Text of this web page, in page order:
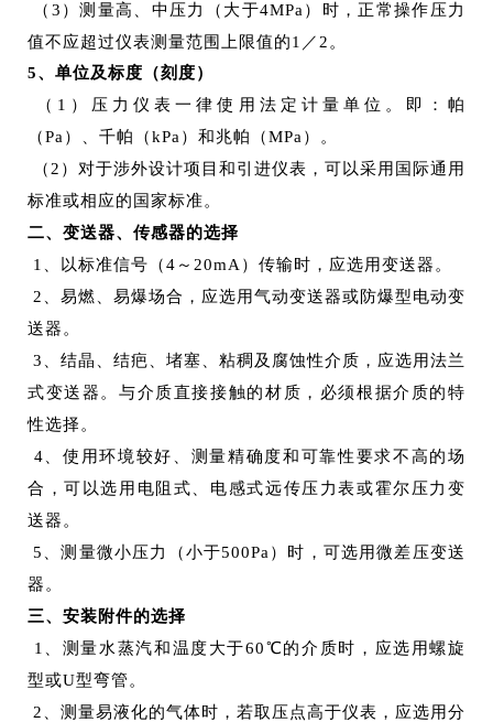
（3）测量高、中压力（大于4MPa）时，正常操作压力
值不应超过仪表测量范围上限值的1／2。
5、 单位及标度（刻度）
（1）压力仪表一律使用法定计量单位。即：帕
（Pa）、千帕（kPa）和兆帕（MPa）。
（2）对于涉外设计项目和引进仪表，可以采用国际通用
标准或相应的国家标准。
二、变送器、传感器的选择
1、以标准信号（4～20mA）传输时，应选用变送器。
2、易燃、易爆场合，应选用气动变送器或防爆型电动变
送器。
3、结晶、结疤、堵塞、粘稠及腐蚀性介质，应选用法兰
式变送器。与介质直接接触的材质，必须根据介质的特
性选择。
4、使用环境较好、测量精确度和可靠性要求不高的场
合，可以选用电阻式、电感式远传压力表或霍尔压力变
送器。
5、测量微小压力（小于500Pa）时，可选用微差压变送
器。
三、安装附件的选择
1、测量水蒸汽和温度大于60℃的介质时，应选用螺旋
型或U型弯管。
2、测量易液化的气体时，若取压点高于仪表，应选用分